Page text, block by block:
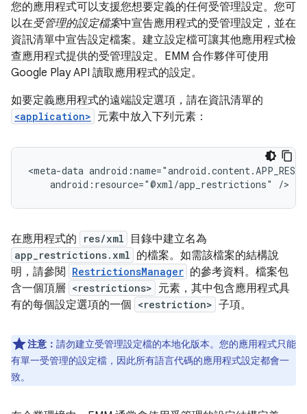
您的應用程式可以支援您想要定義的任何受管理設定。您可
以在受管理的設定檔案中宣告應用程式的受管理設定，並在
資訊清單中宣告設定檔案。建立設定檔可讓其他應用程式檢
查應用程式提供的受管理設定。EMM 合作夥伴可使用
Google Play API 讀取應用程式的設定。
如要定義應用程式的遠端設定選項，請在資訊清單的
<application> 元素中放入下列元素：
<meta-data
android:resource="@xml/app_restrictions"
/>
在應用程式的 res/xml 目錄中建立名為
app_restrictions.xml 的檔案。如需該檔案的結構說
明，請參閱
RestrictionsManager 的參考資料。檔案包
含一個頂層 <restrictions> 元素，其中包含應用程式具
有的每個設定選項的一個 <restriction> 子項。
注意： 請勿建立受管理設定檔的本地化版本。您的應用程式只能
有單一受管理的設定檔，因此所有語言代碼的應用程式設定都會一
致。